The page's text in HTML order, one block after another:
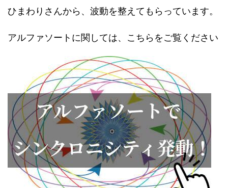
ひまわりさんから、波動を整えてもらっています。
アルファソートに関しては、こちらをご覧ください